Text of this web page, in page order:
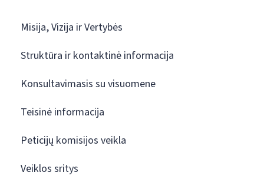
Misija, Vizija ir Vertybės
Struktūra ir kontaktinė informacija
Konsultavimasis su visuomene
Teisinė informacija
Peticijų komisijos veikla
Veiklos sritys